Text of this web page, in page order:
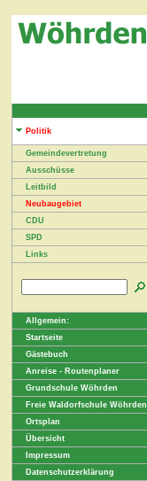
Politik
Gemeindevertretung
Ausschüsse
Leitbild
Neubaugebiet
CDU
SPD
Links
Allgemein:
Startseite
Gästebuch
Anreise - Routenplaner
Grundschule Wöhrden
Freie Waldorfschule Wöhrden
Ortsplan
Übersicht
Impressum
Datenschutzerklärung